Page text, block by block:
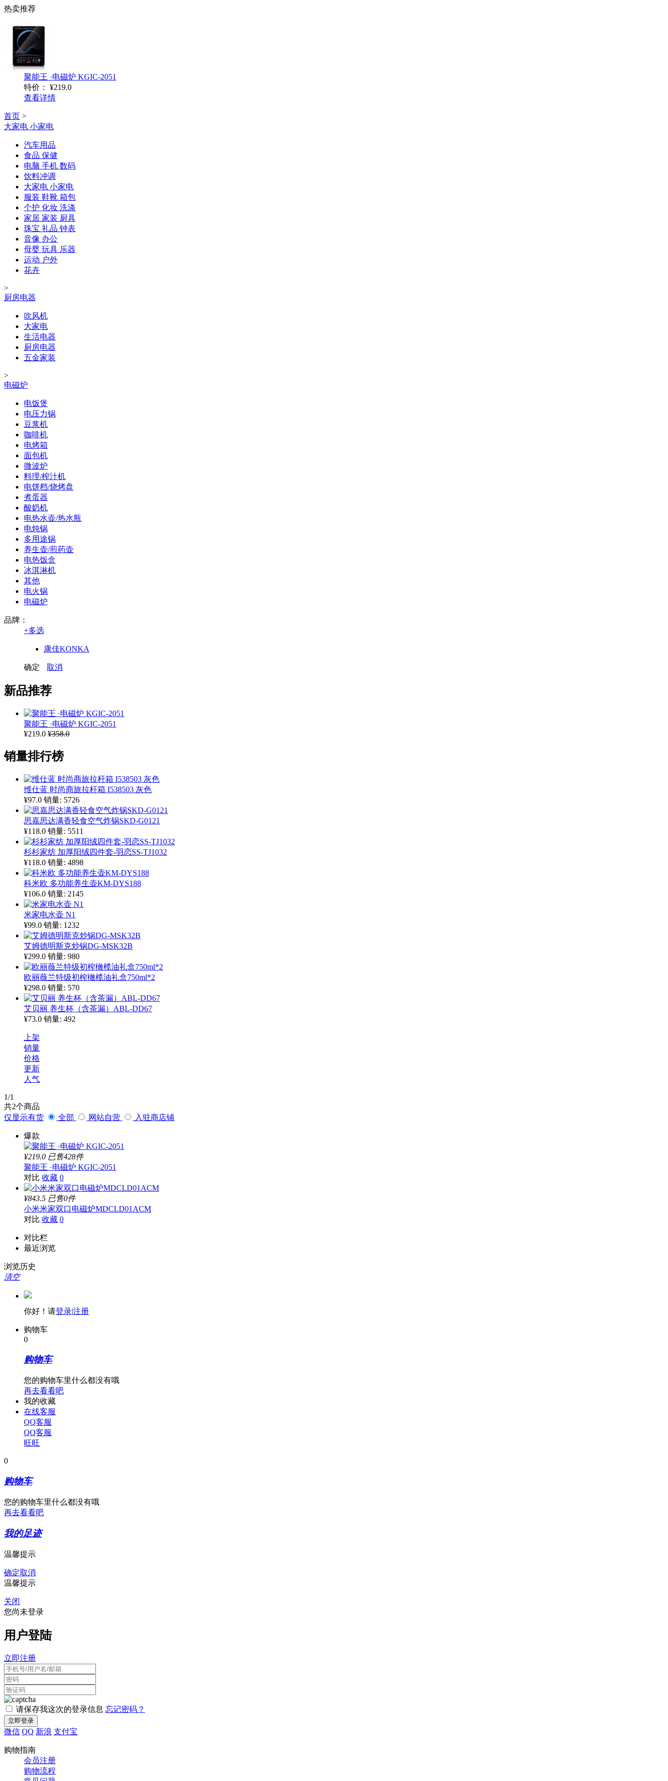
热卖推荐
聚能王 ·电磁炉 KGIC-2051
特价：
¥219.0
查看详情
首页 >
大家电 小家电
汽车用品
食品 保健
电脑 手机 数码
饮料冲调
大家电 小家电
服装 鞋靴 箱包
个护 化妆 洗涤
家居 家装 厨具
珠宝 礼品 钟表
音像 办公
母婴 玩具 乐器
运动 户外
花卉
>
厨房电器
吹风机
大家电
生活电器
厨房电器
五金家装
>
电磁炉
电饭煲
电压力锅
豆浆机
咖啡机
电烤箱
面包机
微波炉
料理/榨汁机
电饼档/烧烤盘
煮蛋器
酸奶机
电热水壶/热水瓶
电炖锅
多用途锅
养生壶/煎药壶
电热饭盒
冰淇淋机
其他
电火锅
电磁炉
品牌：
+多选
康佳KONKA
确定 取消
新品推荐
聚能王 ·电磁炉 KGIC-2051
¥219.0 ¥358.0
销量排行榜
维仕蓝 时尚商旅拉杆箱 I538503 灰色
¥97.0 销量: 5726
思嘉思达满香轻食空气炸锅SKD-G0121
¥118.0 销量: 5511
杉杉家纺 加厚阳绒四件套-羽恋SS-TJ1032
¥118.0 销量: 4898
科米欧 多功能养生壶KM-DYS188
¥106.0 销量: 2145
米家电水壶 N1
¥99.0 销量: 1232
艾姆德明斯克炒锅DG-MSK32B
¥299.0 销量: 980
欧丽薇兰特级初榨橄榄油礼盒750ml*2
¥298.0 销量: 570
艾贝丽 养生杯（含茶漏）ABL-DD67
¥73.0 销量: 492
上架
销量
价格
更新
人气
1/1
共2个商品
仅显示有货
全部 网站自营 入驻商店铺
爆款
¥219.0 已售428件
聚能王 ·电磁炉 KGIC-2051
对比 收藏 0
¥843.5 已售0件
小米米家双口电磁炉MDCLD01ACM
对比 收藏 0
对比栏
最近浏览
浏览历史
清空
你好！请登录|注册
购物车
0
购物车
您的购物车里什么都没有哦
再去看看吧
我的收藏
在线客服
QQ客服
QQ客服
旺旺
0
购物车
您的购物车里什么都没有哦
再去看看吧
我的足迹
温馨提示
确定取消
温馨提示
关闭
您尚未登录
用户登陆
立即注册
请保存我这次的登录信息 忘记密码？
微信 QQ 新浪 支付宝
购物指南
会员注册
购物流程